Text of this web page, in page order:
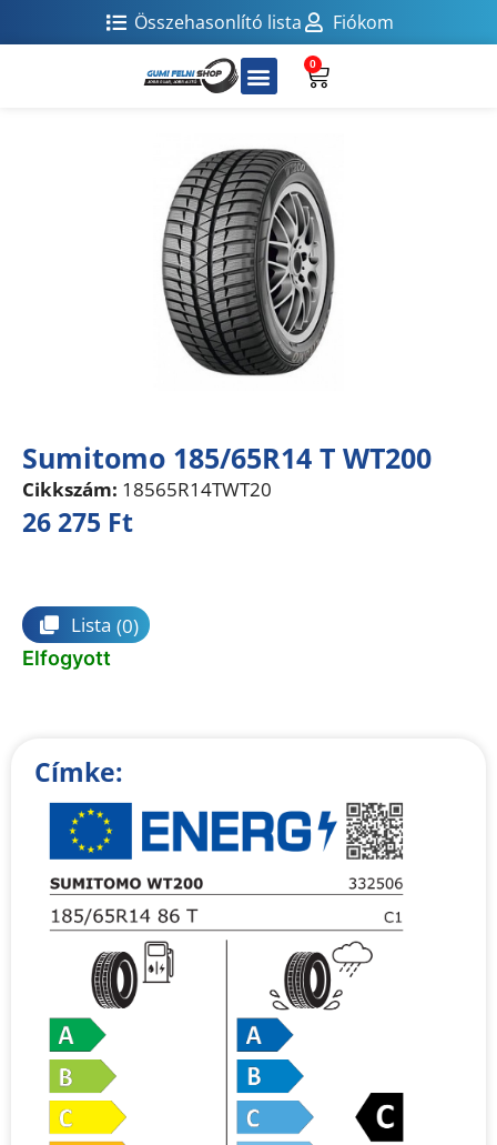
Összehasonlító lista Fiókom
0
Sumitomo 185/65R14 T WT200
Cikkszám: 18565R14TWT20
26 275 Ft
Lista (0)
Elfogyott
Címke: